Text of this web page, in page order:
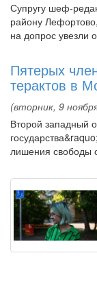
Супругу шеф-
району
на допрос увезли
Пятерых
терактов в
(вторник, 9
Второй западный
лишения свободы